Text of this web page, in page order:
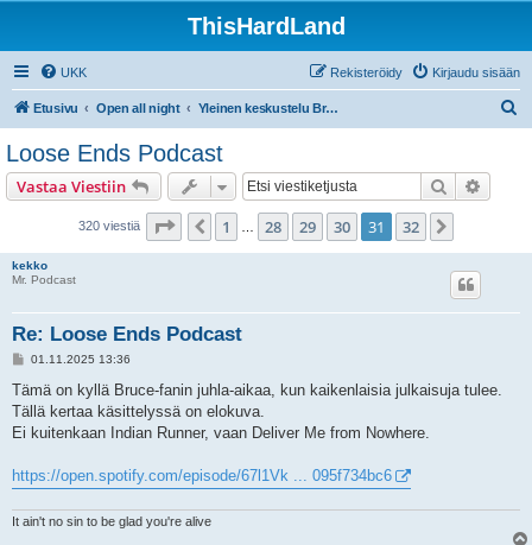
ThisHardLand
UKK Kirjaudu sisään
Rekisteröidy
Etusivu Open all night Yleinen keskustelu Brucesta ja E Street Bandistä
Loose Ends Podcast
Vastaa Viestiin Etsi
320 viestiä Sivu 31/ 32
Edellinen
1 28 29 30 31 32
kekko
Mr. Podcast
Re: Loose Ends Podcast
V
e
t
01.11.2025 13:36
Tämä on kyllä Bruce-fanin juhla-aikaa, kun kaikenlaisia julkaisuja tulee.
Tällä kertaa käsittelyssä on elokuva.
Ei kuitenkaan Indian Runner, vaan Deliver Me from Nowhere.
https://open.spotify.com/episode/67l1Vk ... 095f734bc6
It ain't no sin to be glad you're alive